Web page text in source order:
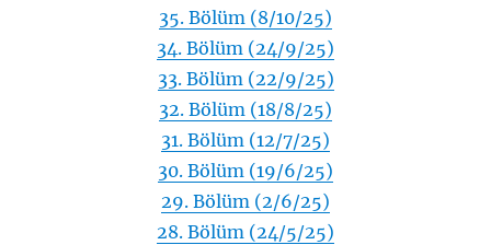
35. Bölüm (8/10/25)
34. Bölüm (24/9/25)
33. Bölüm (22/9/25)
32. Bölüm (18/8/25)
31. Bölüm (12/7/25)
30. Bölüm (19/6/25)
29. Bölüm (2/6/25)
28. Bölüm (24/5/25)